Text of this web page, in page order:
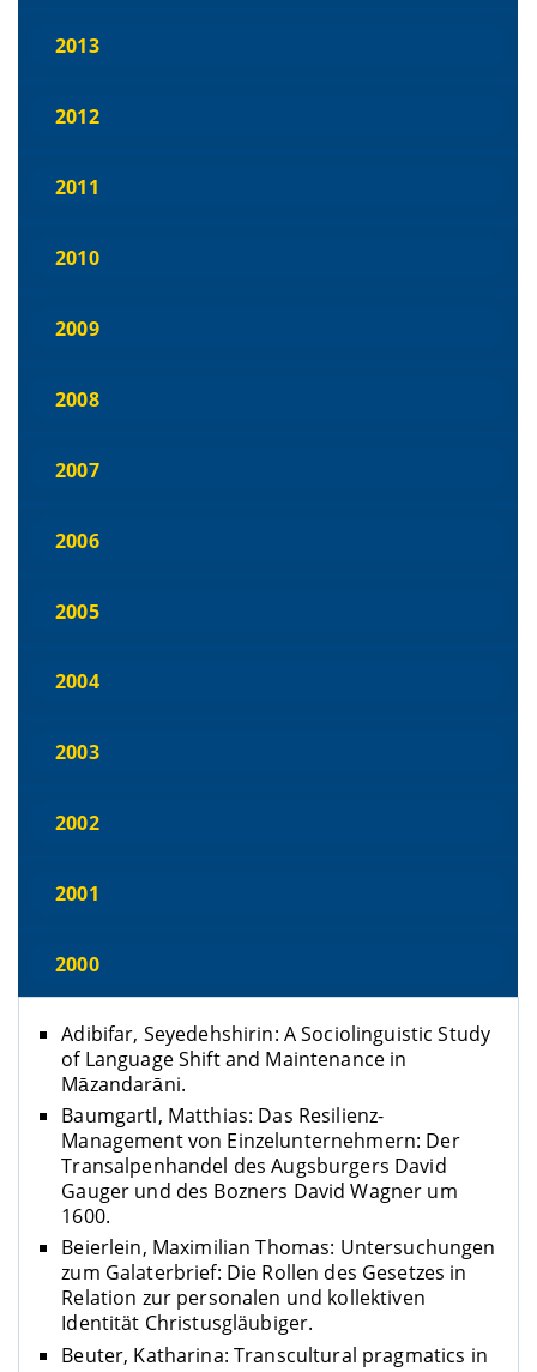
2013
2012
2011
2010
2009
2008
2007
2006
2005
2004
2003
2002
2001
2000
Adibifar, Seyedehshirin: A Sociolinguistic Study
of Language Shift and Maintenance in
Māzandarāni.
Baumgartl, Matthias: Das Resilienz-
Management von Einzelunternehmern: Der
Transalpenhandel des Augsburgers David
Gauger und des Bozners David Wagner um
1600.
Beierlein, Maximilian Thomas: Untersuchungen
zum Galaterbrief: Die Rollen des Gesetzes in
Relation zur personalen und kollektiven
Identität Christusgläubiger.
Beuter, Katharina: Transcultural pragmatics in